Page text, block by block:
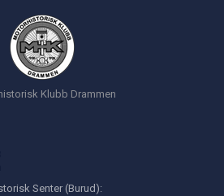
Klubb Drammen
Senter (Burud):